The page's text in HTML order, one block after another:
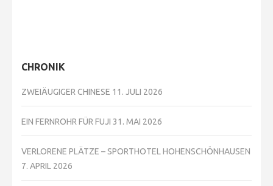
CHRONIK
ZWEIÄUGIGER CHINESE 11. JULI 2026
EIN FERNROHR FÜR FUJI 31. MAI 2026
VERLORENE PLÄTZE – SPORTHOTEL HOHENSCHÖNHAUSEN
7. APRIL 2026